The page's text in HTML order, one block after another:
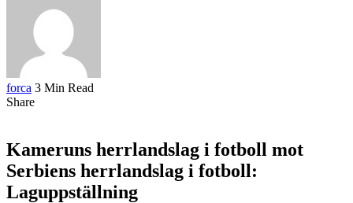
forca 3 Min Read
Share
Kameruns herrlandslag i fotboll mot
Serbiens herrlandslag i fotboll:
Laguppställning